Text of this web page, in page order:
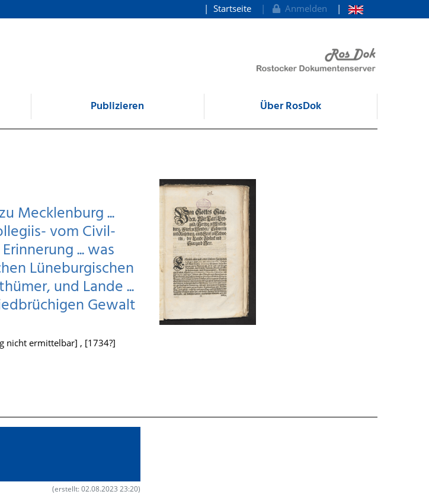
Startseite Anmelden
Publizieren Über RosDok
Mecklenburg ...
vom Civil-
... was
Lüneburgischen
und Lande ...
Gewalt
nicht ermittelbar] , [1734?]
(erstellt: 02.08.2023 23:20)